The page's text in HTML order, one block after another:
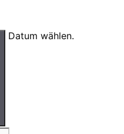
Datum wählen.